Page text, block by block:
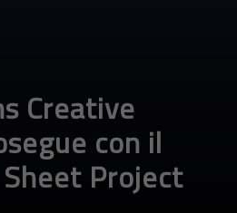
Creative
con il
Project